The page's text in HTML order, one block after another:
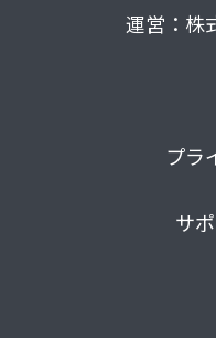
運営：株
プラ
サ